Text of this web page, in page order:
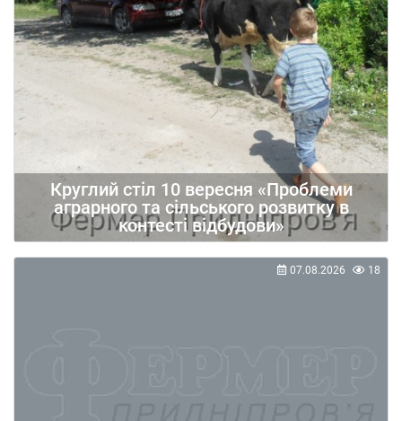
Круглий стіл 10 вересня «Проблеми
аграрного та сільського розвитку в
контесті відбудови»
07.08.2026 18